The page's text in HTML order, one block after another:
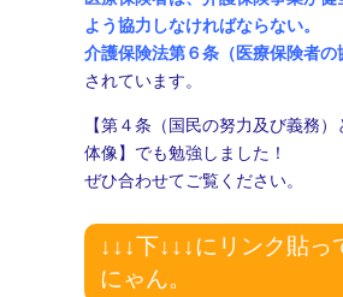
よう協力しなければならない。
介護保険法第６条（医療保険者の
されています。
【第４条（国民の努力及び義務
体像】でも勉強しました！
ぜひ合わせてご覧ください。
↓↓↓下↓↓↓にリンク貼っ
にゃん。